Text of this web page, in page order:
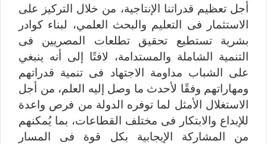
أجل تعظيم قدراتنا الإنتاجية، من خلال التركيز على
الاستثمار فى التعليم والبحث العلمي، لبناء كوادر
بشرية تستطيع تحقيق تطلعات المصريين فى
التنمية الشاملة والمستدامة، لافتًا إلى أنه ينبغي
على الشباب مداومة الاجتهاد فى تنمية قدراتهم
ومهاراتهم وفقًا لأحدث ما وصل إليه العلم، من أجل
الاستغلال الأمثل لما توفره الدولة من فرص واعدة
للإبداع والابتكار فى مختلف القطاعات، بما يُمكنهم
من المشاركة الإيجابية بكل قوة فى المسار